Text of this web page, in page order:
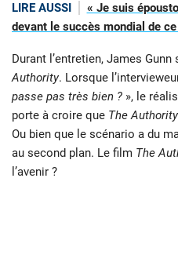
LIRE AUSSI
« Je suis
devant le succès mondial de ce
Durant l’entretien, James
Authority. Lorsque
passe pas très bien ? », le
porte à croire que The Authority
Ou bien que le scénario a du
au second plan. Le film The
l’avenir ?